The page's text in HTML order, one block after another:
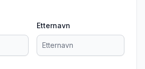
Etternavn